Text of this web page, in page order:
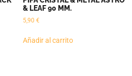
& LEAF 90 MM.
5,90 €
Añadir al carrito